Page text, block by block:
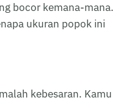
bocor kemana-mana.
ukuran popok ini
kebesaran. Kamu